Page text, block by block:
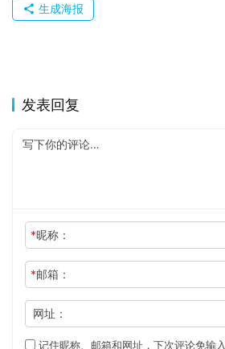
生成海报
发表回复
*昵称：
*邮箱：
网址：
记住昵称、邮箱和网址，下次评论免输入